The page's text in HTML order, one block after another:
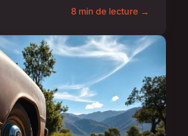
8 min de lecture →